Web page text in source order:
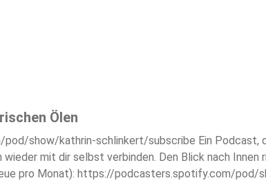
abgefedert werden kann.
Ölen
show/kathrin-schlinkert/subscribe Ein Podcast,
mit dir selbst verbinden. Den Blick nach
pro Monat): https://podcasters.spotify.com/pod/